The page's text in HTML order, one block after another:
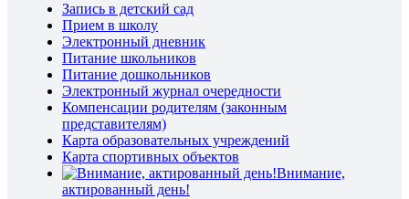
Запись в детский сад
Прием в школу
Электронный дневник
Питание школьников
Питание дошкольников
Электронный журнал очередности
Компенсации родителям (законным
представителям)
Карта образовательных учреждений
Карта спортивных объектов
Внимание,
актированный день!